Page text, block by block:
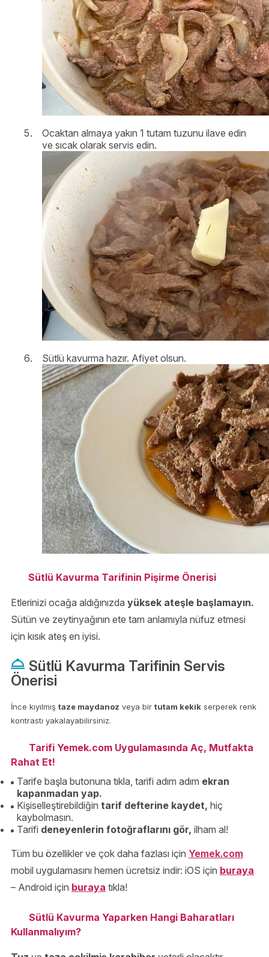
Ocaktan almaya yakın 1 tutam tuzunu ilave edin
ve sıcak olarak servis edin.
Sütlü kavurma hazır. Afiyet olsun.
Sütlü Kavurma Tarifinin Pişirme Önerisi
Etlerinizi ocağa aldığınızda yüksek ateşle başlamayın.
Sütün ve zeytinyağının ete tam anlamıyla nüfuz etmesi
için kısık ateş en iyisi.
Sütlü Kavurma Tarifinin Servis
Önerisi
İnce kıyılmış taze maydanoz veya bir tutam kekik serperek renk
kontrastı yakalayabilirsiniz.
Tarifi Yemek.com Uygulamasında Aç, Mutfakta
Rahat Et!
Tarife başla butonuna tıkla, tarifi adım adım ekran
kapanmadan yap.
Kişiselleştirebildiğin tarif defterine kaydet, hiç
kaybolmasın.
Tarifi deneyenlerin fotoğraflarını gör, ilham al!
Tüm bu özellikler ve çok daha fazlası için Yemek.com
mobil uygulamasını hemen ücretsiz indir: iOS için buraya
– Android için buraya tıkla!
Sütlü Kavurma Yaparken Hangi Baharatları
Kullanmalıyım?